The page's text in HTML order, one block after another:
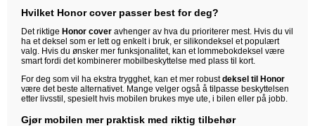
Hvilket Honor cover passer best for deg?
Det riktige Honor cover avhenger av hva du prioriterer mest. Hvis du vil
ha et deksel som er lett og enkelt i bruk, er silikondeksel et populært
valg. Hvis du ønsker mer funksjonalitet, kan et lommebokdeksel være
smart fordi det kombinerer mobilbeskyttelse med plass til kort.
For deg som vil ha ekstra trygghet, kan et mer robustdeksel til Honor
være det beste alternativet. Mange velger også å tilpasse beskyttelsen
etter livsstil, spesielt hvis mobilen brukes mye ute, i bilen eller på jobb.
Gjør mobilen mer praktisk med riktig tilbehør